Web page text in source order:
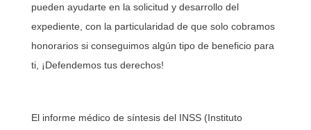
pueden ayudarte en la solicitud y desarrollo del
expediente, con la particularidad de que solo cobramos
honorarios si conseguimos algún tipo de beneficio para
ti, ¡Defendemos tus derechos!
El informe médico de síntesis del INSS (Instituto